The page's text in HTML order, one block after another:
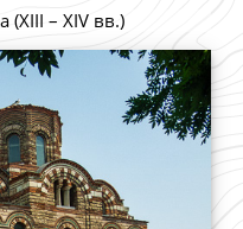
(XIII – XIV вв.)